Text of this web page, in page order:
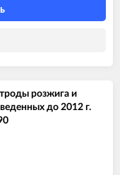
розжига и
до 2012 г.